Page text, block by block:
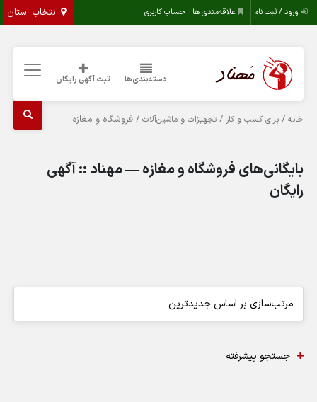
انتخاب استان ورود / ثبت نام علاقه‌مندی ها حساب کاربری
دسته‌بندی‌ها ثبت آگهی رایگان
خانه /برای کسب و کار /تجهیزات و ماشین‌آلات / فروشگاه و مغازه
بایگانی‌های فروشگاه و مغازه — مهناد :: آگهی
رایگان
جستجو پیشرفته